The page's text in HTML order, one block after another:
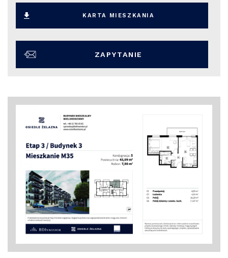
KARTA MIESZKANIA
ZAPYTANIE